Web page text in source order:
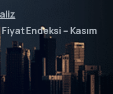
Endeksi – Kasım